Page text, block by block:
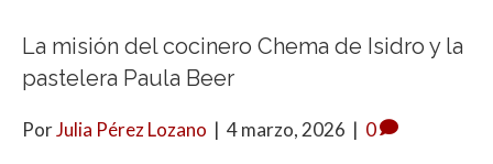
La misión del cocinero Chema de Isidro y la
pastelera Paula Beer
PorJulia Pérez Lozano | 4 marzo, 2026 | 0